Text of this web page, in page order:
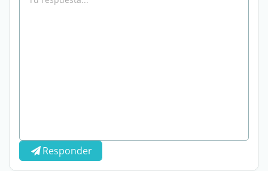
Responder